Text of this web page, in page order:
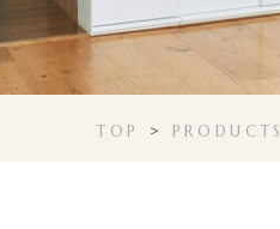
TOP > PRODUCTS